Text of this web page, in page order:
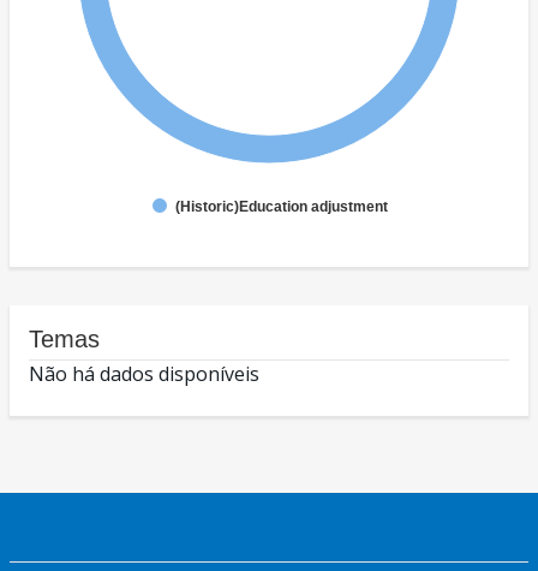
(Historic)Education adjustment
Temas
Não há dados disponíveis